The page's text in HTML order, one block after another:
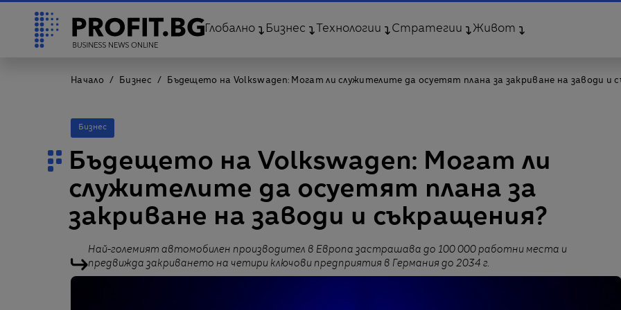
Глобално Бизнес Технологии Стратегии Живот
Начало Бизнес Бъдещето на Volkswagen: Могат ли служителите да осуетят плана за закриване на заводи и
Бизнес
Бъдещето на Volkswagen: Могат ли
служителите да осуетят плана за
закриване на заводи и съкращения?
Най-големият автомобилен производител в Европа застрашава до 100 000 работни места и
предвижда закриването на четири ключови предприятия в Германия до 2034 г.